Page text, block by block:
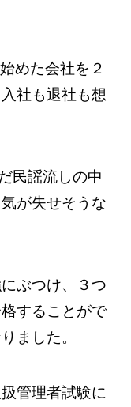
めた会社を２
社も退社も想
民謡流しの中
が失せそうな
ぶつけ、３つ
することがで
ました。
管理者試験に